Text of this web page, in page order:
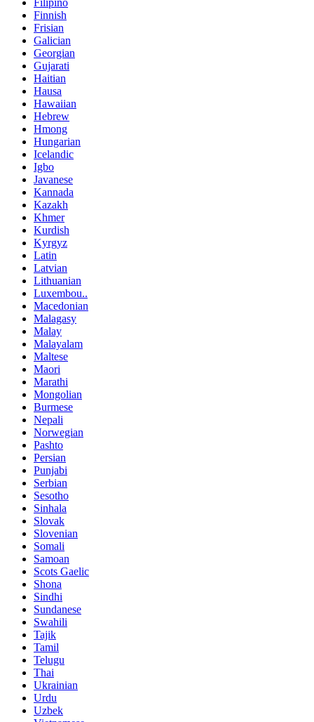
Filipino
Finnish
Frisian
Galician
Georgian
Gujarati
Haitian
Hausa
Hawaiian
Hebrew
Hmong
Hungarian
Icelandic
Igbo
Javanese
Kannada
Kazakh
Khmer
Kurdish
Kyrgyz
Latin
Latvian
Lithuanian
Luxembou..
Macedonian
Malagasy
Malay
Malayalam
Maltese
Maori
Marathi
Mongolian
Burmese
Nepali
Norwegian
Pashto
Persian
Punjabi
Serbian
Sesotho
Sinhala
Slovak
Slovenian
Somali
Samoan
Scots Gaelic
Shona
Sindhi
Sundanese
Swahili
Tajik
Tamil
Telugu
Thai
Ukrainian
Urdu
Uzbek